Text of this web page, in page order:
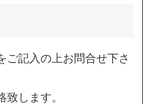
ご記入の上お問合せ下さ
します。